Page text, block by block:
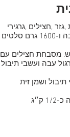
,חצילים ,גרגירי
חומוס ושקדים / צנוברים. 1800 גרם מקלובה ו-1600 גרם סלטים.
מסבחת חצילים עם
עבה ועשבי תיבול
ושמן זית.